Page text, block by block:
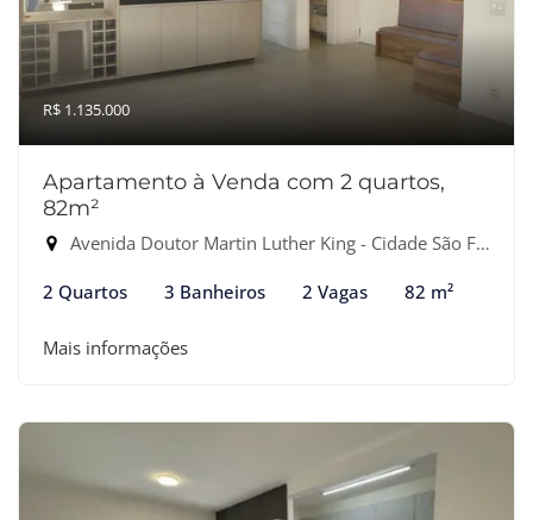
R$ 1.135.000
Apartamento à Venda com 2 quartos,
82m²
Avenida Doutor Martin Luther King - Cidade São Francisco, Osasco-SP
2 Quartos 3 Banheiros 2 Vagas 82 m²
Mais informações